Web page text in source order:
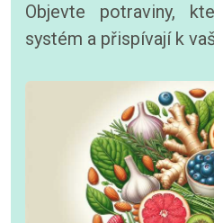
Objevte potraviny,
systém a přispívají k